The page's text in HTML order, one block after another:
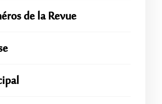
de la Revue